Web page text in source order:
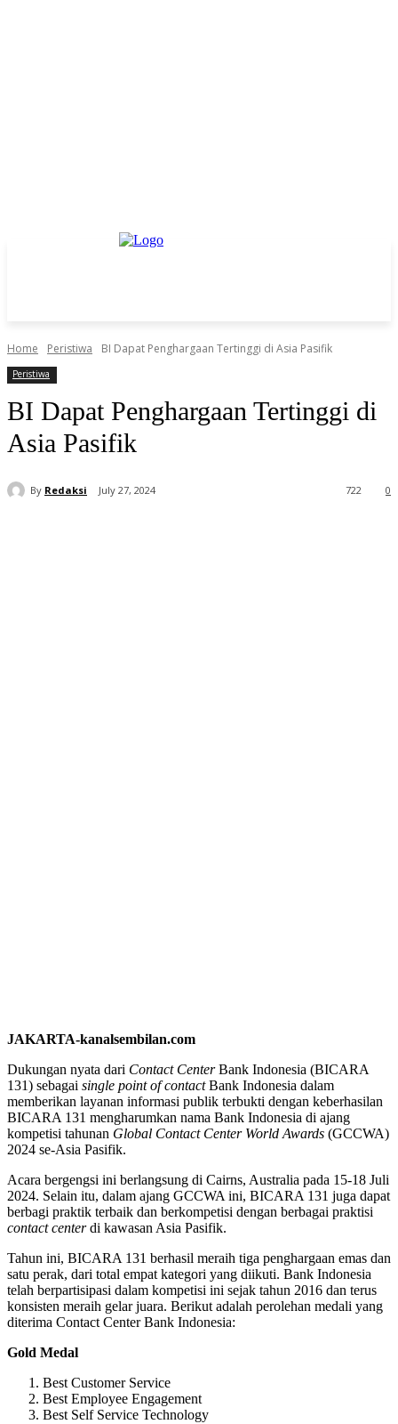
Home Peristiwa BI Dapat Penghargaan Tertinggi di Asia Pasifik
Peristiwa
BI Dapat Penghargaan Tertinggi di
Asia Pasifik
By Redaksi July 27, 2024 0
722
JAKARTA-kanalsembilan.com
Dukungan nyata dari Contact CenterBank Indonesia (BICARA
131) sebagai single point of contactBank Indonesia dalam
memberikan layanan informasi publik terbukti dengan keberhasilan
BICARA 131 mengharumkan nama Bank Indonesia di ajang
kompetisi tahunan Global Contact Center World Awards (GCCWA)
2024 se-Asia Pasifik.
Acara bergengsi ini berlangsung di Cairns, Australia pada 15-18 Juli
2024. Selain itu, dalam ajang GCCWA ini, BICARA 131 juga dapat
berbagi praktik terbaik dan berkompetisi dengan berbagai praktisi
contact centerdi kawasan Asia Pasifik.
Tahun ini, BICARA 131 berhasil meraih tiga penghargaan emas dan
satu perak, dari total empat kategori yang diikuti. Bank Indonesia
telah berpartisipasi dalam kompetisi ini sejak tahun 2016 dan terus
konsisten meraih gelar juara. Berikut adalah perolehan medali yang
diterima Contact Center Bank Indonesia:
Gold Medal
Best Customer Service
Best Employee Engagement
Best Self Service Technology